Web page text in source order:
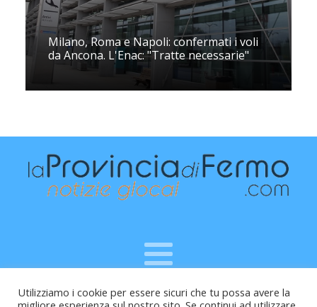
Milano, Roma e Napoli: confermati i voli
da Ancona. L'Enac: "Tratte necessarie"
Raffaele Vitali - via Leopardi 10 - 61121 Pesaro (PU) -
Utilizziamo i cookie per essere sicuri che tu possa avere la